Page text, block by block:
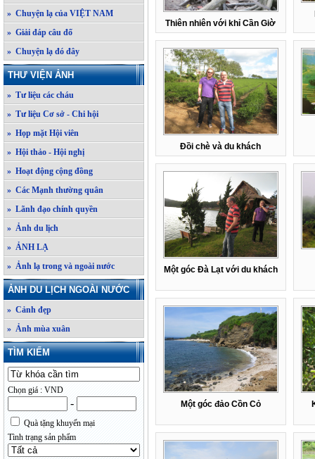
» Chuyện lạ của VIỆT NAM
» Giải đáp câu đố
» Chuyện lạ đó đây
THƯ VIỆN ẢNH
» Tư liệu các cháu
» Tư liệu Cơ sở - Chi hội
» Họp mặt Hội viên
» Hội thảo - Hội nghị
» Hoạt động cộng đồng
» Các Mạnh thường quân
» Lãnh đạo chính quyền
» Ảnh du lịch
» ẢNH LẠ
» Ảnh lạ trong và ngoài nước
ẢNH DU LỊCH NGOÀI NƯỚC
» Cảnh đẹp
» Ảnh mùa xuân
TÌM KIẾM
Chọn giá : VND
-
Quà tặng khuyến mại
Tình trạng sản phẩm
Thiên nhiên với khỉ Cần Giờ
Đồi chè và du khách
Một góc Đà Lạt với du khách
Một góc đảo Cồn Cỏ